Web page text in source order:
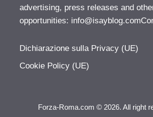
advertising, press releases and
opportunities:
Dichiarazione sulla Privacy (UE)
Cookie Policy (UE)
Forza-Roma.com © 2026. All right